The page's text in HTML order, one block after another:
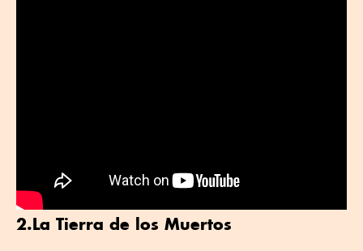
2.La Tierra de los Muertos